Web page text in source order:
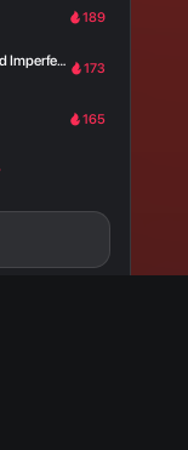
189
愛された未完成 Beloved Imperfection 173
165